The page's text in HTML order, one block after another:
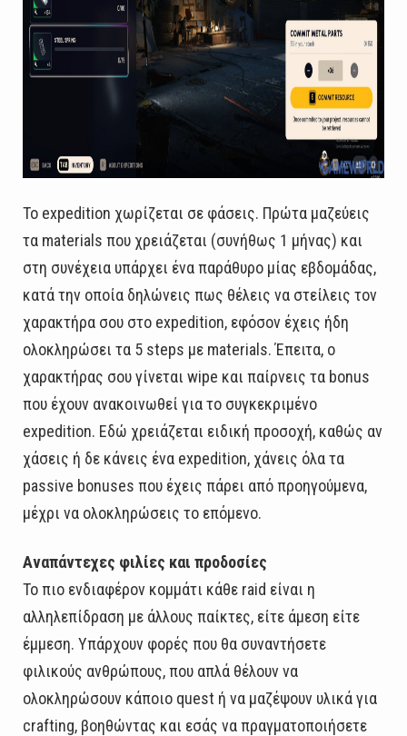
Το expedition χωρίζεται σε φάσεις. Πρώτα μαζεύεις
τα materials που χρειάζεται (συνήθως 1 μήνας) και
στη συνέχεια υπάρχει ένα παράθυρο μίας εβδομάδας,
κατά την οποία δηλώνεις πως θέλεις να στείλεις τον
χαρακτήρα σου στο expedition, εφόσον έχεις ήδη
ολοκληρώσει τα 5 steps με materials. Έπειτα, ο
χαρακτήρας σου γίνεται wipe και παίρνεις τα bonus
που έχουν ανακοινωθεί για το συγκεκριμένο
expedition. Εδώ χρειάζεται ειδική προσοχή, καθώς αν
χάσεις ή δε κάνεις ένα expedition, χάνεις όλα τα
passive bonuses που έχεις πάρει από προηγούμενα,
μέχρι να ολοκληρώσεις το επόμενο.
Αναπάντεχες φιλίες και προδοσίες
Το πιο ενδιαφέρον κομμάτι κάθε raid είναι η
αλληλεπίδραση με άλλους παίκτες, είτε άμεση είτε
έμμεση. Υπάρχουν φορές που θα συναντήσετε
φιλικούς ανθρώπους, που απλά θέλουν να
ολοκληρώσουν κάποιο quest ή να μαζέψουν υλικά για
crafting, βοηθώντας και εσάς να πραγματοποιήσετε